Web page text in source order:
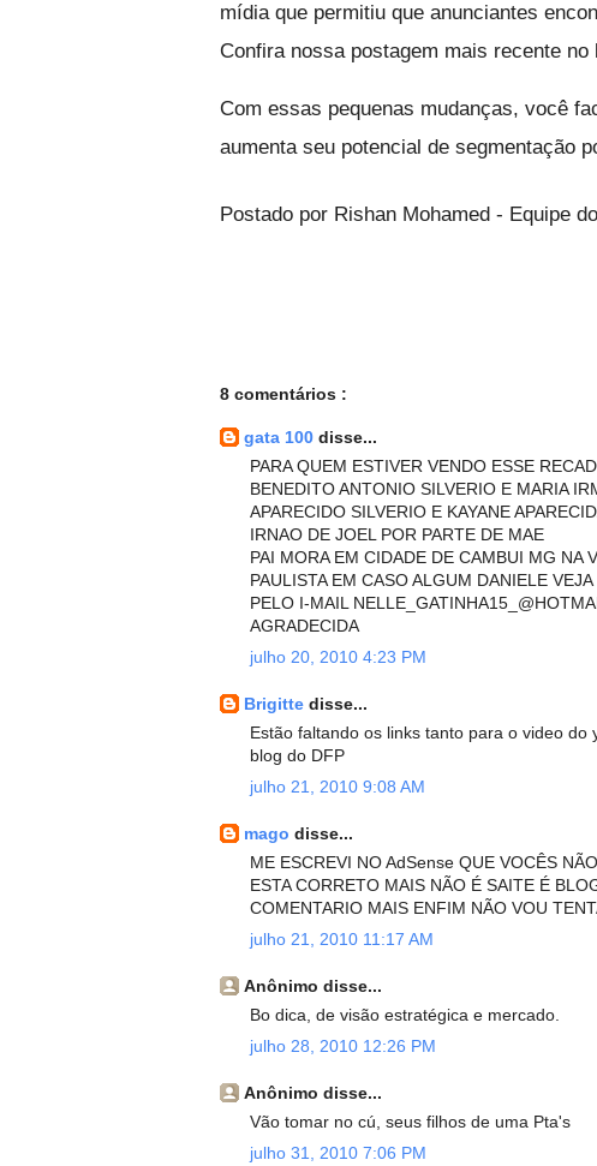
mídia que permitiu que anunciantes
Confira nossa postagem mais recente no
Com essas pequenas mudanças, você
aumenta seu potencial de segmentação
Postado por Rishan Mohamed - Equipe
8 comentários :
gata 100 disse...
PARA QUEM ESTIVER VENDO ESSE
BENEDITO ANTONIO SILVERIO E MARIA
APARECIDO SILVERIO E KAYANE
IRNAO DE JOEL POR PARTE DE MAE
PAI MORA EM CIDADE DE CAMBUI MG NA
PAULISTA EM CASO ALGUM DANIELE
PELO I-MAIL
AGRADECIDA
julho 20, 2010 4:23 PM
Brigitte disse...
Estão faltando os links tanto para o video
blog do DFP
julho 21, 2010 9:08 AM
mago disse...
ME ESCREVI NO AdSense QUE VOCÊS
ESTA CORRETO MAIS NÃO É SAITE É
COMENTARIO MAIS ENFIM NÃO VOU
julho 21, 2010 11:17 AM
Anônimo disse...
Bo dica, de visão estratégica e mercado.
julho 28, 2010 12:26 PM
Anônimo disse...
Vão tomar no cú, seus filhos de uma Pta's
julho 31, 2010 7:06 PM